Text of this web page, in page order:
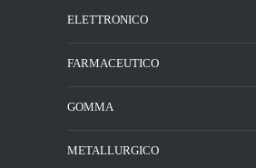
ELETTRONICO
FARMACEUTICO
GOMMA
METALLURGICO